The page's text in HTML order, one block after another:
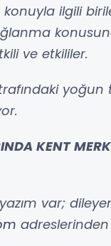
ilgili
ve etkililer.
KENT
var;